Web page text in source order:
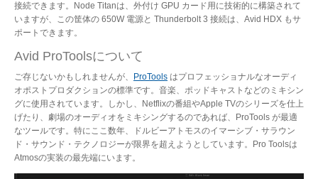
接続できます。Node Titanは、外付け GPU カード用に技術的に構築されて
いますが、この筐体の 650W 電源と Thunderbolt 3 接続は、Avid HDX もサ
ポートできます。
Avid ProToolsについて
ご存じないかもしれませんが、 ProTools はプロフェッショナルなオーディ
オポストプロダクションの標準です。音楽、ポッドキャストなどのミキシン
グに使用されています。しかし、Netflixの番組やApple TVのシリーズを仕上
げたり、劇場のオーディオをミキシングするのであれば、ProTools が最適
なツールです。特にここ数年、ドルビーアトモスのイマーシブ・サラウン
ド・サウンド・テクノロジーが限界を超えようとしています。Pro Toolsは
Atmosの実装の最先端にいます。